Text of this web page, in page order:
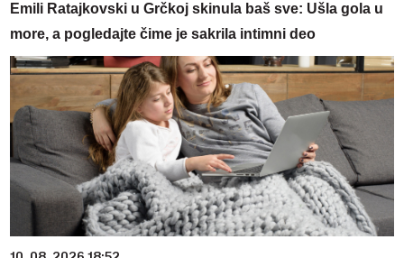
Emili Ratajkovski u Grčkoj skinula baš sve: Ušla gola u
more, a pogledajte čime je sakrila intimni deo